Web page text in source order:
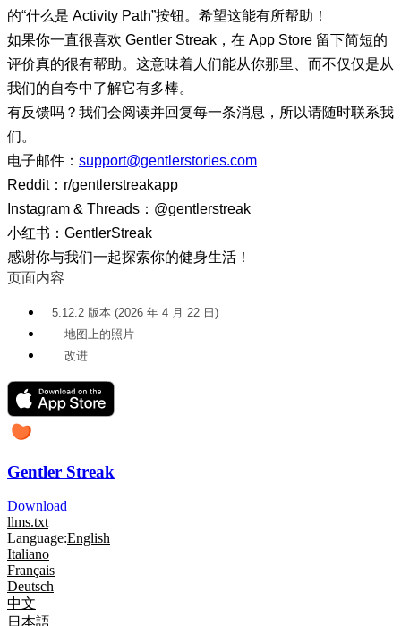
的“什么是 Activity Path”按钮。希望这能有所帮助！
如果你一直很喜欢 Gentler Streak，在 App Store 留下简短的
评价真的很有帮助。这意味着人们能从你那里、而不仅仅是从
我们的自夸中了解它有多棒。
有反馈吗？我们会阅读并回复每一条消息，所以请随时联系我
们。
电子邮件： support@gentlerstories.com
Reddit：r/gentlerstreakapp
Instagram & Threads：@gentlerstreak
小红书：GentlerStreak
感谢你与我们一起探索你的健身生活！
页面内容
5.12.2 版本 (2026 年 4 月 22 日)
地图上的照片
改进
Gentler Streak
Download
llms.txt
Language:English
Italiano
Français
Deutsch
中文
日本語